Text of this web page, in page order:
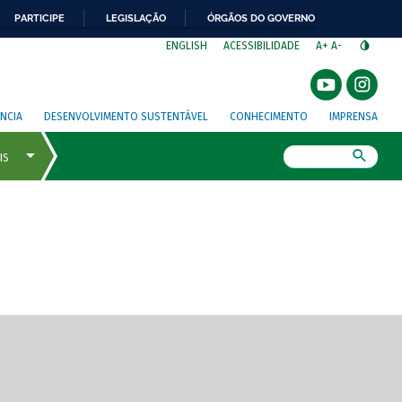
PARTICIPE LEGISLAÇÃO ÓRGÃOS DO GOVERNO
ENGLISH ACESSIBILIDADE A+ A-
DESENVOLVIMENTO SUSTENTÁVEL CONHECIMENTO IMPRENSA
de tela